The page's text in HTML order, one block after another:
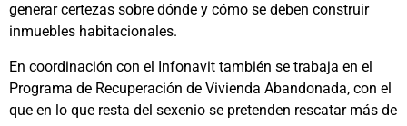
generar certezas sobre dónde y cómo se deben construir
inmuebles habitacionales.
En coordinación con el Infonavit también se trabaja en el
Programa de Recuperación de Vivienda Abandonada, con el
que en lo que resta del sexenio se pretenden rescatar más de